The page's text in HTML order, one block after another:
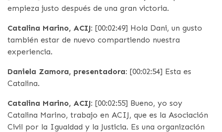
empieza justo después de una gran victoria.
Catalina Marino, ACIJ: [00:02:49] Hola Dani, un gusto
también estar de nuevo compartiendo nuestra
experiencia.
Daniela Zamora, presentadora: [00:02:54] Esta es
Catalina.
Catalina Marino, ACIJ: [00:02:55] Bueno, yo soy
Catalina Marino, trabajo en ACIJ, que es la Asociación
Civil por la Igualdad y la Justicia. Es una organización